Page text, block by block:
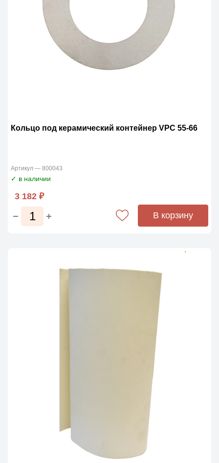
Кольцо под керамический контейнер VPC 55-66
Артикул — 800043
✓ в наличии
3 182 ₽
В корзину